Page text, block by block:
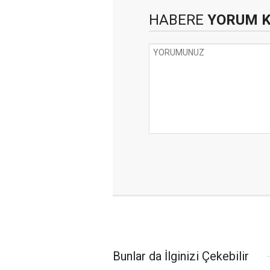
HABERE YORUM
Bunlar da İlginizi Çekebilir